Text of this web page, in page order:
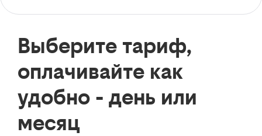
Выберите тариф,
оплачивайте как
удобно - день или
месяц